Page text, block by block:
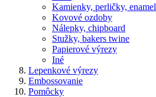
Kamienky, perličky, enamel
Kovové ozdoby
Nálepky, chipboard
Stužky, bakers twine
Papierové výrezy
Iné
Lepenkové výrezy
Embossovanie
Pomôcky